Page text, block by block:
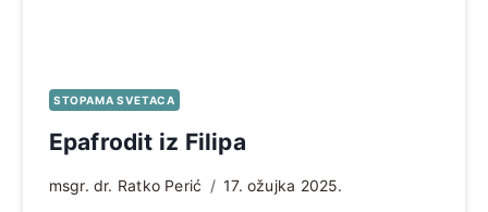
STOPAMA SVETACA
Epafrodit iz Filipa
msgr. dr. Ratko Perić 17. ožujka 2025.